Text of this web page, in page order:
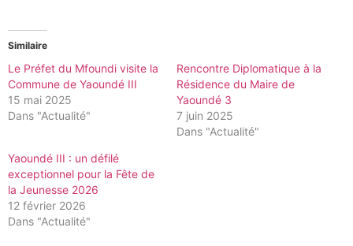
Similaire
Le Préfet du Mfoundi visite la
Commune de Yaoundé III
15 mai 2025
Dans "Actualité"
Rencontre Diplomatique à la
Résidence du Maire de
Yaoundé 3
7 juin 2025
Dans "Actualité"
Yaoundé III : un défilé
exceptionnel pour la Fête de
la Jeunesse 2026
12 février 2026
Dans "Actualité"